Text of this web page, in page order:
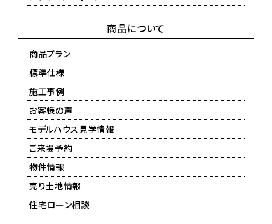
商品について
商品プラン
標準仕様
施工事例
お客様の声
モデルハウス見学情報
ご来場予約
物件情報
売り土地情報
住宅ローン相談